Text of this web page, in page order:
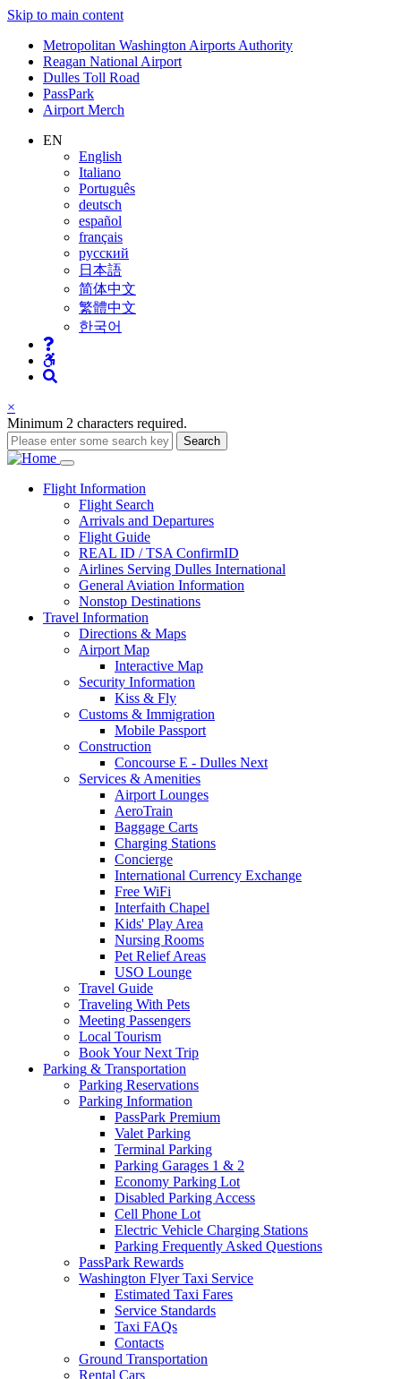
Skip to main content
Supernav
Metropolitan Washington Airports Authority
Reagan National Airport
Dulles Toll Road
PassPark
Airport Merch
Nav
Search
EN
English
Italiano
Português
deutsch
español
français
русский
日本語
简体中文
繁體中文
한국어
×
Minimum 2 characters required.
Search
Main
navigation
Flight Information
Flight Search
Arrivals and Departures
Flight Guide
REAL ID / TSA ConfirmID
Airlines Serving Dulles International
General Aviation Information
Nonstop Destinations
Travel Information
Directions & Maps
Airport Map
Interactive Map
Security Information
Kiss & Fly
Customs & Immigration
Mobile Passport
Construction
Concourse E - Dulles Next
Services & Amenities
Airport Lounges
AeroTrain
Baggage Carts
Charging Stations
Concierge
International Currency Exchange
Free WiFi
Interfaith Chapel
Kids' Play Area
Nursing Rooms
Pet Relief Areas
USO Lounge
Travel Guide
Traveling With Pets
Meeting Passengers
Local Tourism
Book Your Next Trip
Parking & Transportation
Parking Reservations
Parking Information
PassPark Premium
Valet Parking
Terminal Parking
Parking Garages 1 & 2
Economy Parking Lot
Disabled Parking Access
Cell Phone Lot
Electric Vehicle Charging Stations
Parking Frequently Asked Questions
PassPark Rewards
Washington Flyer Taxi Service
Estimated Taxi Fares
Service Standards
Taxi FAQs
Contacts
Ground Transportation
Rental Cars